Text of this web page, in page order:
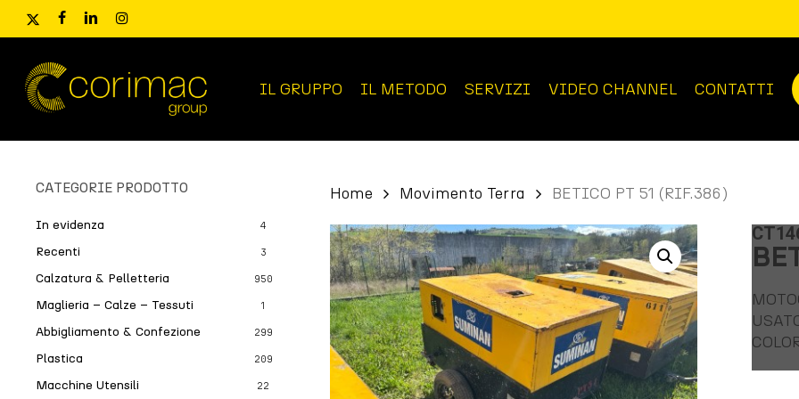
Skip
content
x-
facebooklinkedininstagram
Ricerca
prodotti
IL GRUPPO IL METODO SERVIZI VIDEO CHANNEL CONTATTI
CATEGORIE PRODOTTO
In evidenza 4
Recenti 3
Calzatura & Pelletteria 950
Maglieria – Calze – Tessuti 1
Abbigliamento & Confezione 299
Plastica 209
Macchine Utensili 22
Home Movimento Terra BETICO PT 51 (RIF.386)